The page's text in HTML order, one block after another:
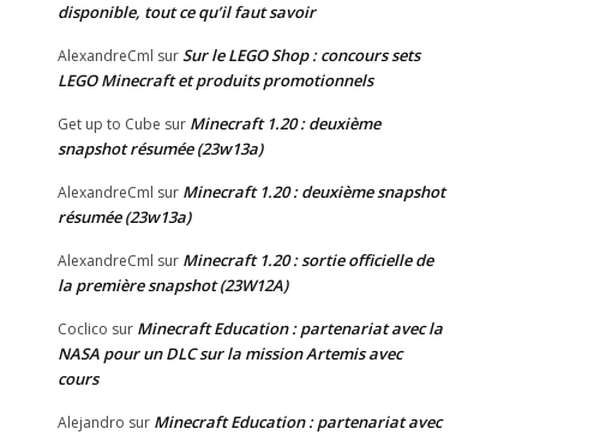
disponible, tout ce qu’il faut savoir
AlexandreCml surSur le LEGO Shop : concours sets
LEGO Minecraft et produits promotionnels
Get up to Cube sur Minecraft 1.20 : deuxième
snapshot résumée (23w13a)
AlexandreCml sur Minecraft 1.20 : deuxième snapshot
résumée (23w13a)
AlexandreCml sur Minecraft 1.20 : sortie officielle de
la première snapshot (23W12A)
Coclico sur Minecraft Education : partenariat avec la
NASA pour un DLC sur la mission Artemis avec
cours
Alejandro sur Minecraft Education : partenariat avec